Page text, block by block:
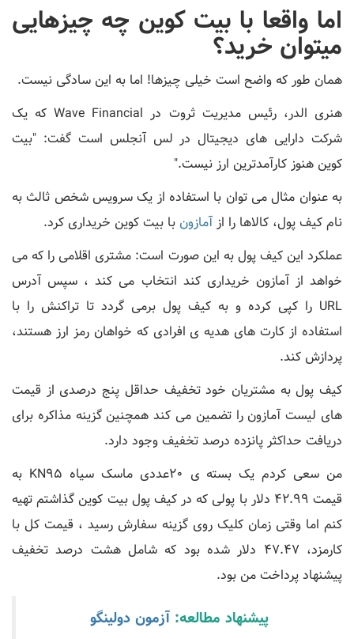
اما واقعا با بیت کوین چه چیزهایی
میتوان خرید؟
همان طور که واضح است خیلی چیزها! اما به این سادگی نیست.
هنری الدر، رئیس مدیریت ثروت در Wave Financial که یک
شرکت دارایی های دیجیتال در لس آنجلس است گفت: "بیت
کوین هنوز کارآمدترین ارز نیست."
به عنوان مثال می توان با استفاده از یک سرویس شخص ثالث به
نام کیف پول، کالاها را ازآمازون با بیت کوین خریداری کرد.
عملکرد این کیف پول به این صورت است: مشتری اقلامی را که می
خواهد از آمازون خریداری کند انتخاب می کند ، سپس آدرس
URL را کپی کرده و به کیف پول برمی گردد تا تراکنش را با
استفاده از کارت های هدیه ی افرادی که خواهان رمز ارز هستند،
پردازش کند.
کیف پول به مشتریان خود تخفیف حداقل پنج درصدی از قیمت
های لیست آمازون را تضمین می کند همچنین گزینه مذاکره برای
دریافت حداکثر پانزده درصد تخفیف وجود دارد.
من سعی کردم یک بسته ی ۲۰عددی ماسک سیاه KN95 به
قیمت ۴۲.۹۹ دلار با پولی که در کیف پول بیت کوین گذاشتم تهیه
کنم اما وقتی زمان کلیک روی گزینه سفارش رسید ، قیمت کل با
کارمزد، ۴۷.۴۷ دلار شده بود که شامل هشت درصد تخفیف
پیشنهاد پرداخت من بود.
پیشنهاد مطالعه: آزمون دولینگو